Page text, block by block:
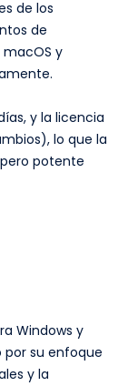
de los
de
y
y la licencia
lo que la
potente
Windows y
por su enfoque
y la